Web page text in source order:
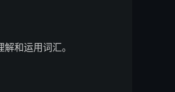
和运用词汇。